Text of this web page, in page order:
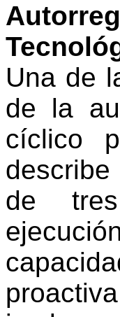
Una de
de la
cíclico
de tres